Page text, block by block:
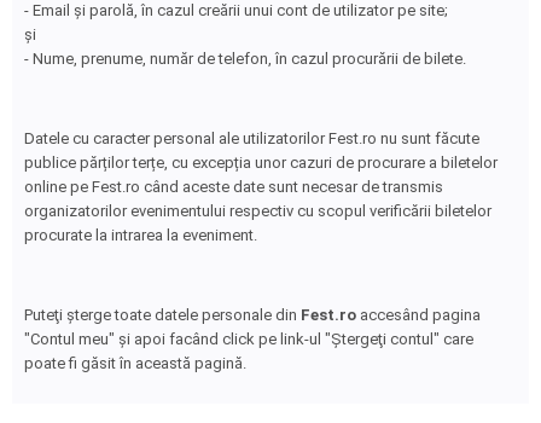
- Email şi parolă, în cazul creării unui cont de utilizator pe site;
şi
- Nume, prenume, număr de telefon, în cazul procurării de bilete.
Datele cu caracter personal ale utilizatorilor Fest.ro nu sunt făcute
publice părților terțe, cu excepția unor cazuri de procurare a biletelor
online pe Fest.ro când aceste date sunt necesar de transmis
organizatorilor evenimentului respectiv cu scopul verificării biletelor
procurate la intrarea la eveniment.
Puteţi şterge toate datele personale din Fest.ro accesând pagina
"Contul meu" şi apoi facând click pe link-ul "Ştergeţi contul" care
poate fi găsit în această pagină.